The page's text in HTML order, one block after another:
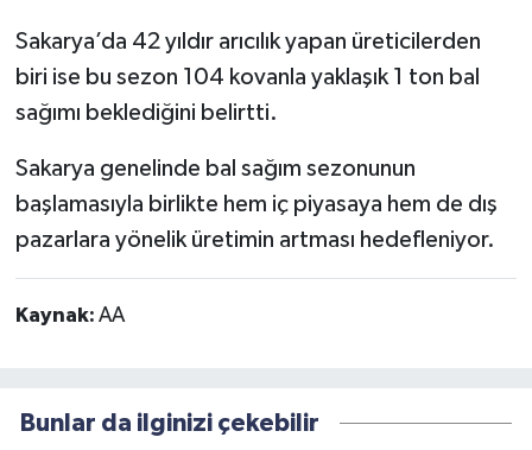
Sakarya’da 42 yıldır arıcılık yapan üreticilerden
biri ise bu sezon 104 kovanla yaklaşık 1 ton bal
sağımı beklediğini belirtti.
Sakarya genelinde bal sağım sezonunun
başlamasıyla birlikte hem iç piyasaya hem de dış
pazarlara yönelik üretimin artması hedefleniyor.
Kaynak: AA
Bunlar da ilginizi çekebilir